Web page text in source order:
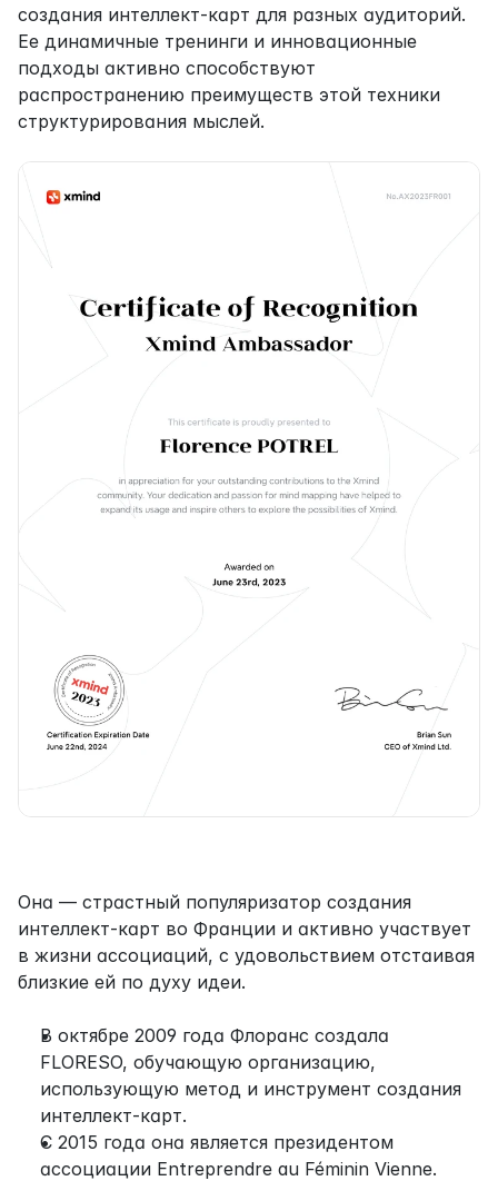
создания интеллект-карт для разных аудиторий.
Ее динамичные тренинги и инновационные
подходы активно способствуют
распространению преимуществ этой техники
структурирования мыслей.
Она — страстный популяризатор создания
интеллект-карт во Франции и активно участвует
в жизни ассоциаций, с удовольствием отстаивая
близкие ей по духу идеи.
В октябре 2009 года Флоранс создала
FLORESO, обучающую организацию,
использующую метод и инструмент создания
интеллект-карт.
С 2015 года она является президентом
ассоциации Entreprendre au Féminin Vienne.